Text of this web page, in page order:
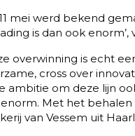
mei werd bekend
is dan ook
overwinning is echt
cross over
ambitie om deze lijn
enorm. Met het
van Vessem uit